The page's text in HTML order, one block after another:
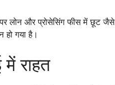
पर लोन और प्रोसेसिंग फीस में छूट
गया है।
राहत